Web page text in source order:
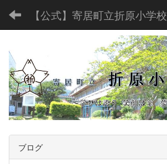
【公式】寄居町立折原小学校
ブログ